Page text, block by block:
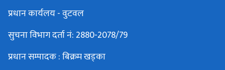
प्रधान कार्यलय - वुटवल
सुचना विभाग दर्ता नं: 2880-2078/79
प्रधान सम्पादक : बिक्रम खड्का